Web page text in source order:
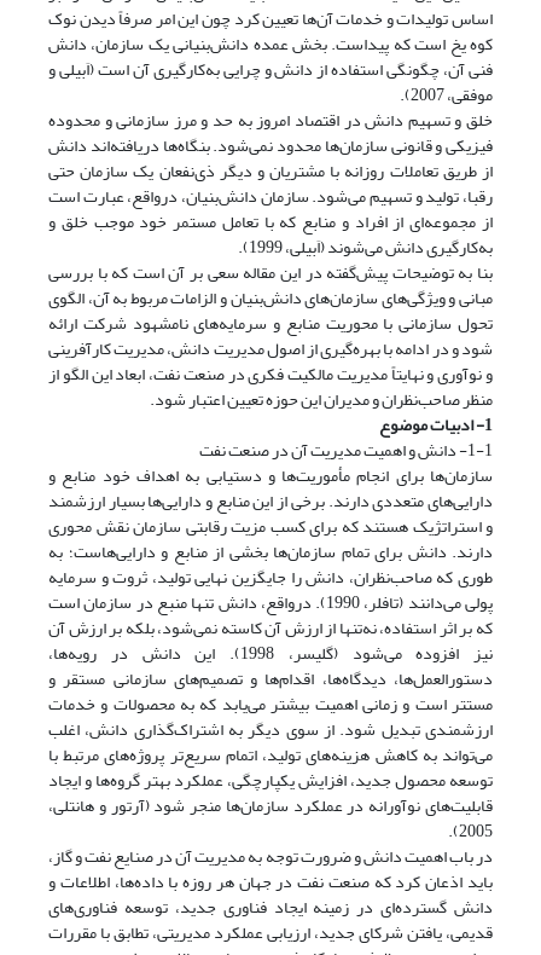
اساس تولیدات و خدمات آن‌ها تعیین کرد چون این امر صرفاً دیدن نوک
کوه یخ است که پیداست. بخش عمده دانش‌بنیانی یک سازمان، دانش
فنی آن، چگونگی استفاده از دانش و چرایی به‌کارگیری آن است (اَبیلی و
موفقی، 2007).
خلق و تسهیم دانش در اقتصاد امروز به حد و مرز سازمانی و محدوده
فیزیکی و قانونی سازمان‌ها محدود نمی‌شود. بنگاه‌ها دریافته‌اند دانش
از طریق تعاملات روزانه با مشتریان و دیگر ذی‌نفعان یک سازمان حتی
رقبا، تولید و تسهیم می‌شود. سازمان دانش‌بنیان، در‌واقع، عبارت است
از مجموعه‌ای از افراد و منابع که با تعامل مستمر خود موجب خلق و
به‌کارگیری دانش می‌شوند (اَبیلی، 1999).
بنا به توضیحات پیش‌گفته در این مقاله سعی بر آن است که با بررسی
مبانی و ویژگی‌های سازمان‌های دانش‌بنیان و الزامات مربوط به آن، الگوی
تحول سازمانی با محوریت منابع و سرمایه‌های نامشهود شرکت ارائه
شود و در ادامه با بهره‌گیری از اصول مدیریت دانش، مدیریت کارآفرینی
و نوآوری و نهایتاً مدیریت مالکیت فکری در صنعت نفت، ابعاد این الگو از
منظر صاحب‌نظران و مدیران این حوزه تعیین اعتبار شود.
1- ادبیات موضوع
1-1- دانش و اهمیت مدیریت آن در صنعت نفت
سازمان‌ها برای انجام مأموریت‌ها و دستیابی به اهداف خود منابع و
دارایی‌های متعددی دارند. برخی از این منابع و دارایی‌ها بسیار ارزشمند
و استراتژیک هستند که برای کسب مزیت رقابتی سازمان نقش محوری
دارند. دانش برای تمام سازمان‌ها بخشی از منابع و دارایی‌هاست؛ به
طوری که صاحب‌نظران، دانش را جایگزین نهایی تولید، ثروت و سرمایه
پولی می‌دانند (تافلر، 1990). درواقع، دانش تنها منبع در سازمان است
که بر اثر استفاده، نه‌تنها از ارزش آن کاسته نمی‌شود، بلکه بر ارزش آن
نیز افزوده می‌شود (گلیسر، 1998). این دانش در رویه‌ها،
دستورالعمل‌ها، دیدگاه‌ها، اقدام‌ها و تصمیم‌های سازمانی مستقر و
مستتر است و زمانی اهمیت بیشتر می‌یابد که به محصولات و خدمات
ارزشمندی تبدیل شود. از سوی دیگر به اشتراک‌گذاری دانش، اغلب
می‌تواند به کاهش هزینه‌های تولید، اتمام سریع‌تر پروژه‌های مرتبط با
توسعه محصول جدید، افزایش یکپارچگی، عملکرد بهتر گروه‌ها و ایجاد
قابلیت‌های نوآورانه در عملکرد سازمان‌ها منجر شود (آرتور و هانتلی،
2005).
در باب اهمیت دانش و ضرورت توجه به مدیریت آن در صنایع نفت و گاز،
باید اذعان کرد که صنعت نفت در جهان هر روزه با داده‌ها، اطلاعات و
دانش گسترده‌ای در زمینه ایجاد فناوری جدید، توسعه فناوری‌های
قدیمی، یافتن شرکای جدید، ارزیابی عملکرد مدیریتی، تطابق با مقررات